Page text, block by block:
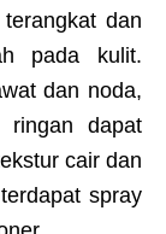
dan
pada kulit.
dan noda,
ringan dapat
cair dan
spray